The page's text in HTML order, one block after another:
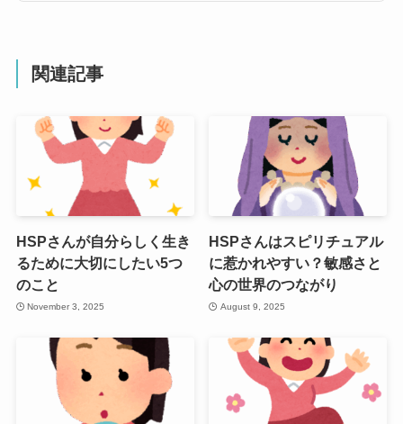
関連記事
HSPさんが自分らしく生き
るために大切にしたい5つ
のこと
November 3, 2025
HSPさんはスピリチュアル
に惹かれやすい？敏感さと
心の世界のつながり
August 9, 2025